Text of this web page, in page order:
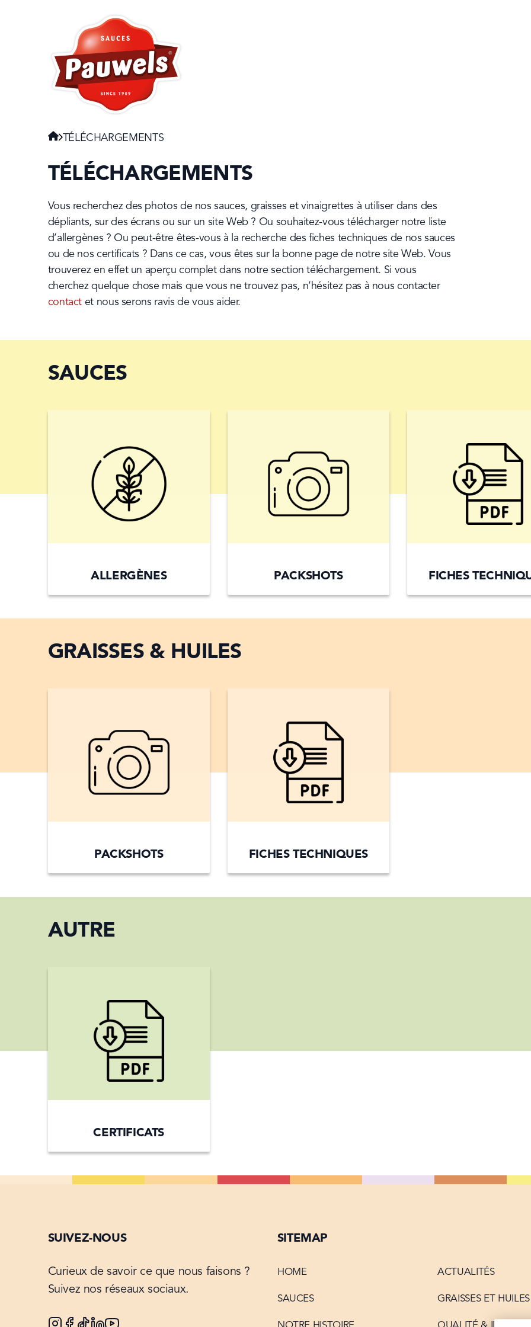
Navigate to:
HOME
TÉLÉCHARGEMENTS
TÉLÉCHARGEMENTS
Vous recherchez des photos de nos sauces, graisses et vinaigrettes à utiliser dans des
dépliants, sur des écrans ou sur un site Web ? Ou souhaitez-vous télécharger notre liste
d’allergènes ? Ou peut-être êtes-vous à la recherche des fiches techniques de nos sauces
ou de nos certificats ? Dans ce cas, vous êtes sur la bonne page de notre site Web. Vous
trouverez en effet un aperçu complet dans notre section téléchargement. Si vous
cherchez quelque chose mais que vous ne trouvez pas, n’hésitez pas à nous contacter
contact et nous serons ravis de vous aider.
SAUCES
ALLERGÈNES PACKSHOTS FICHES
GRAISSES & HUILES
PACKSHOTS FICHES TECHNIQUES
AUTRE
CERTIFICATS
SUIVEZ-NOUS
Curieux de savoir ce que nous faisons ?
Suivez nos réseaux sociaux.
Instagram
Facebook
TiktokLinkedinYoutube
SITEMAP
HOME ACTUALITÉS
SAUCES GRAISSES ET HUILES